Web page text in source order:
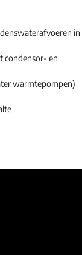
in
condensor- en
warmtepompen)